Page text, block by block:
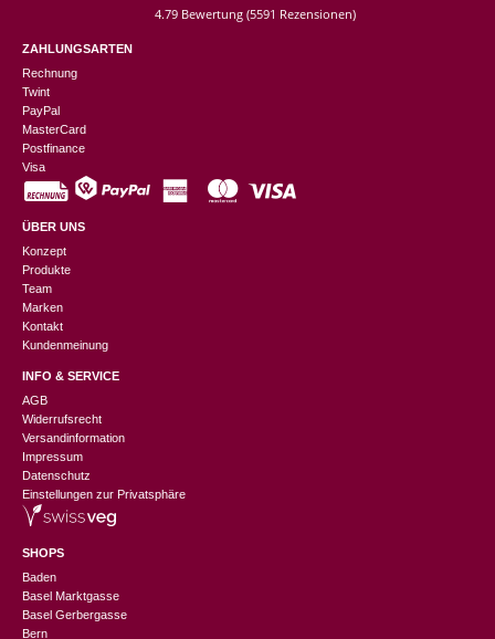
4.79 Bewertung (5591 Rezensionen)
ZAHLUNGSARTEN
Rechnung
Twint
PayPal
MasterCard
Postfinance
Visa
ÜBER UNS
Konzept
Produkte
Team
Marken
Kontakt
Kundenmeinung
INFO & SERVICE
AGB
Widerrufsrecht
Versandinformation
Impressum
Datenschutz
Einstellungen zur Privatsphäre
SHOPS
Baden
Basel Marktgasse
Basel Gerbergasse
Bern